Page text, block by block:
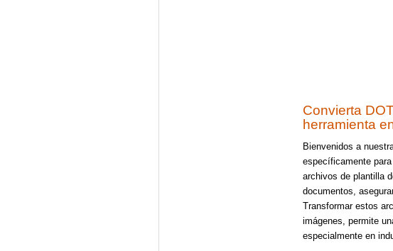
Convierta
herramienta
Bienvenidos a
específicamente
archivos de plantilla
documentos,
Transformar estos
imágenes, permite
especialmente en